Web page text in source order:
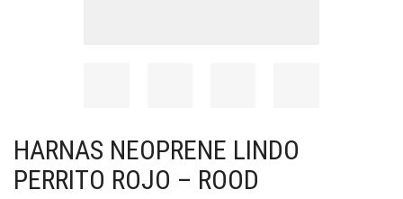
HARNAS NEOPRENE LINDO
PERRITO ROJO – ROOD